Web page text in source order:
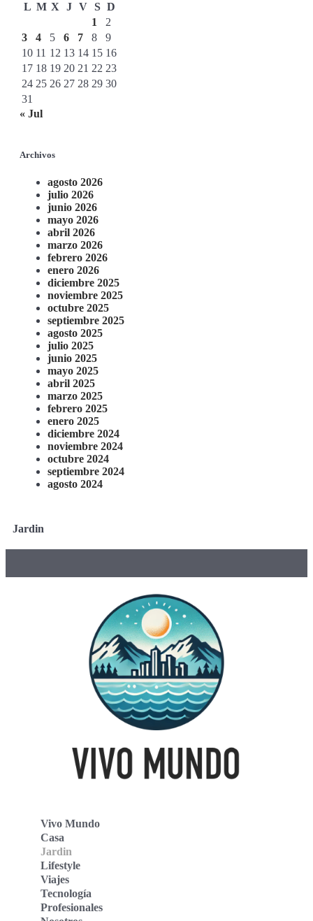
L M X J V S D
1
2
3
4 5 6 7 8
9
10 11 12 13 14 15 16
17 18 19 20 21 22 23
24 25 26 27 28 29 30
31
« Jul
Archivos
agosto 2026
julio 2026
junio 2026
mayo 2026
abril 2026
marzo 2026
febrero 2026
enero 2026
diciembre 2025
noviembre 2025
octubre 2025
septiembre 2025
agosto 2025
julio 2025
junio 2025
mayo 2025
abril 2025
marzo 2025
febrero 2025
enero 2025
diciembre 2024
noviembre 2024
octubre 2024
septiembre 2024
agosto 2024
Jardin
Vivo Mundo
Casa
Jardin
Lifestyle
Viajes
Tecnología
Profesionales